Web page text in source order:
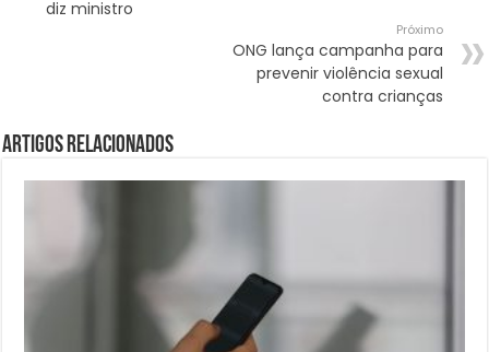
diz ministro
Próximo
ONG lança campanha para
prevenir violência sexual
contra crianças
Artigos Relacionados